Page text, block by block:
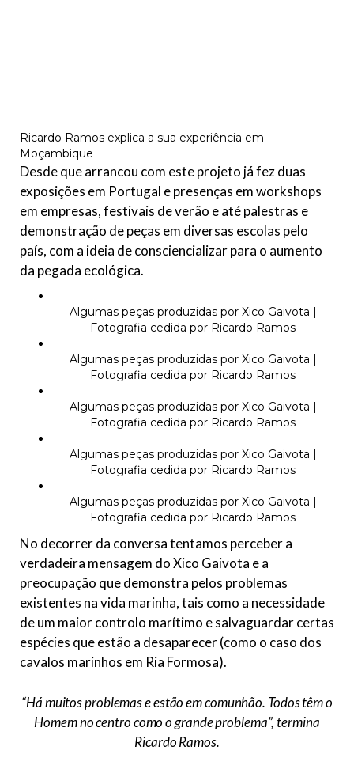
Ricardo Ramos explica a sua experiência em
Moçambique
Desde que arrancou com este projeto já fez duas
exposições em Portugal e presenças em workshops
em empresas, festivais de verão e até palestras e
demonstração de peças em diversas escolas pelo
país, com a ideia de consciencializar para o aumento
da pegada ecológica.
Algumas peças produzidas por Xico Gaivota |
Fotografia cedida por Ricardo Ramos
Algumas peças produzidas por Xico Gaivota |
Fotografia cedida por Ricardo Ramos
Algumas peças produzidas por Xico Gaivota |
Fotografia cedida por Ricardo Ramos
Algumas peças produzidas por Xico Gaivota |
Fotografia cedida por Ricardo Ramos
Algumas peças produzidas por Xico Gaivota |
Fotografia cedida por Ricardo Ramos
No decorrer da conversa tentamos perceber a
verdadeira mensagem do Xico Gaivota e a
preocupação que demonstra pelos problemas
existentes na vida marinha, tais como a necessidade
de um maior controlo marítimo e salvaguardar certas
espécies que estão a desaparecer (como o caso dos
cavalos marinhos em Ria Formosa).
“Há muitos problemas e estão em comunhão. Todos têm o
Homem no centro como o grande problema”,termina
Ricardo Ramos.